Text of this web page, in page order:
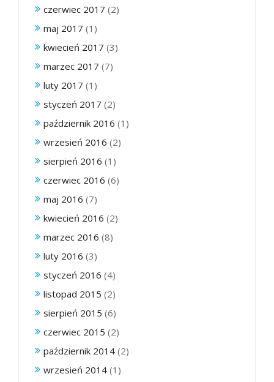
czerwiec 2017 (2)
maj 2017 (1)
kwiecień 2017 (3)
marzec 2017 (7)
luty 2017 (1)
styczeń 2017 (2)
październik 2016 (1)
wrzesień 2016 (2)
sierpień 2016 (1)
czerwiec 2016 (6)
maj 2016 (7)
kwiecień 2016 (2)
marzec 2016 (8)
luty 2016 (3)
styczeń 2016 (4)
listopad 2015 (2)
sierpień 2015 (6)
czerwiec 2015 (2)
październik 2014 (2)
wrzesień 2014 (1)